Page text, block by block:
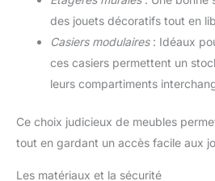
des jouets décoratifs tout en
Casiers modulaires: Idéaux
ces casiers permettent un
leurs compartiments
Ce choix judicieux de meubles
tout en gardant un accès facile aux
Les matériaux et la sécurité